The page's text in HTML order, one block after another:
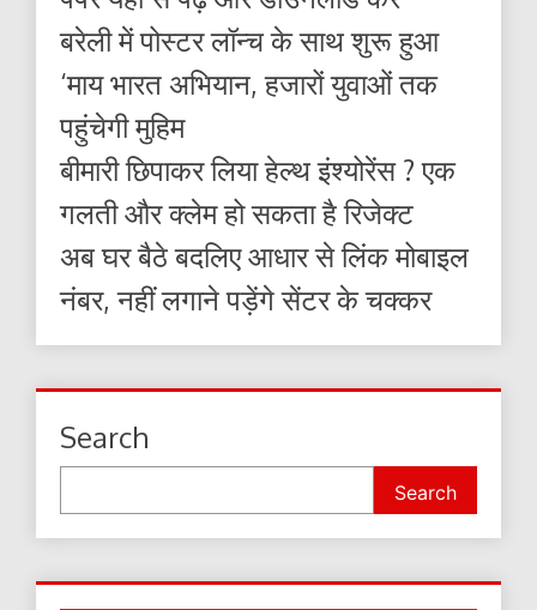
बरेली में पोस्टर लॉन्च के साथ शुरू हुआ
‘माय भारत अभियान, हजारों युवाओं तक
पहुंचेगी मुहिम
बीमारी छिपाकर लिया हेल्थ इंश्योरेंस ? एक
गलती और क्लेम हो सकता है रिजेक्ट
अब घर बैठे बदलिए आधार से लिंक मोबाइल
नंबर, नहीं लगाने पड़ेंगे सेंटर के चक्कर
Search
Search